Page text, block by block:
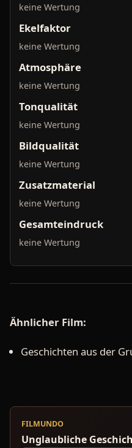
keine Wertung
Ekelfaktor
keine Wertung
Atmosphäre
keine Wertung
Tonqualität
keine Wertung
Bildqualität
keine Wertung
Zusatzmaterial
keine Wertung
Gesamteindruck
keine Wertung
Ähnlicher Film:
Geschichten aus der
FILMUNDO
Unglaubliche